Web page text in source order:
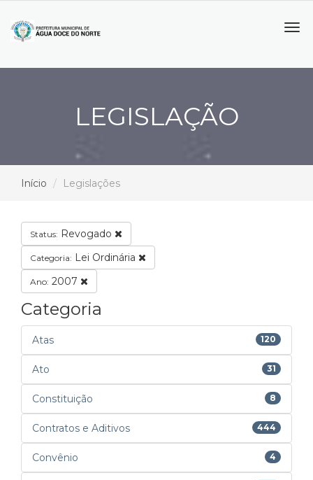
LEGISLAÇÃO
Início Legislações
Status: Revogado
Categoria: Lei Ordinária
Ano: 2007
Categoria
Atas 120
Ato 31
Constituição 8
Contratos e Aditivos 444
Convênio 4